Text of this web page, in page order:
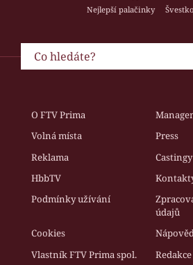
Nejlepší palačinky
O FTV Prima
Volná místa
Press
Reklama
HbbTV
Podmínky užívání
údajů
Cookies
Vlastník FTV Prima spol.
Redakce